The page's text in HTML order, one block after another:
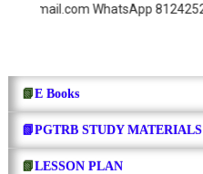
WhatsApp 8124252459
📗E Books
📗PGTRB STUDY MATERIALS
📗LESSON PLAN